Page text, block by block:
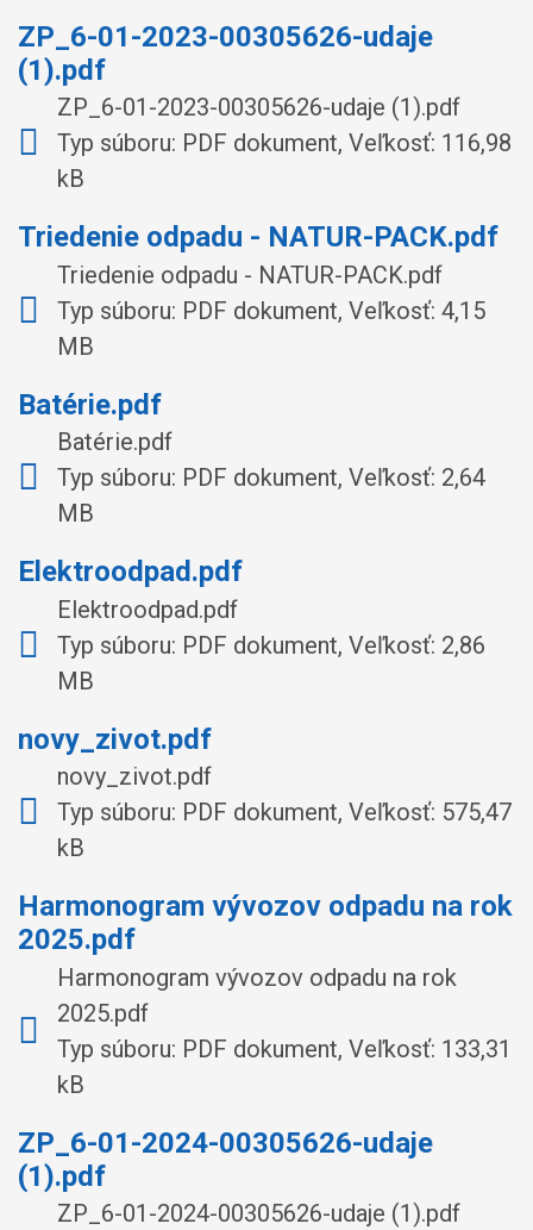
ZP_6-01-2023-00305626-udaje
(1).pdf
ZP_6-01-2023-00305626-udaje (1).pdf
Typ súboru: PDF dokument, Veľkosť: 116,98
kB
Triedenie odpadu - NATUR-PACK.pdf
Triedenie odpadu - NATUR-PACK.pdf
Typ súboru: PDF dokument, Veľkosť: 4,15
MB
Batérie.pdf
Batérie.pdf
Typ súboru: PDF dokument, Veľkosť: 2,64
MB
Elektroodpad.pdf
Elektroodpad.pdf
Typ súboru: PDF dokument, Veľkosť: 2,86
MB
novy_zivot.pdf
novy_zivot.pdf
Typ súboru: PDF dokument, Veľkosť: 575,47
kB
Harmonogram vývozov odpadu na rok
2025.pdf
Harmonogram vývozov odpadu na rok
2025.pdf
Typ súboru: PDF dokument, Veľkosť: 133,31
kB
ZP_6-01-2024-00305626-udaje
(1).pdf
ZP_6-01-2024-00305626-udaje (1).pdf